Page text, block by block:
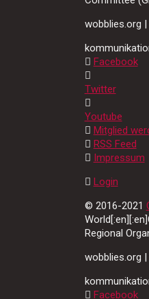
wobblies.org
Facebook
Twitter
Youtube
Mitglied
RSS Feed
Impressum
Login
© 2016-2021
Regional
wobblies.org
Facebook